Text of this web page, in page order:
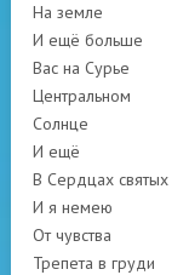
На земле
И ещё больше
Вас на Сурье
Центральном
Солнце
И ещё
В Сердцах святых
И я немею
От чувства
Трепета в груди